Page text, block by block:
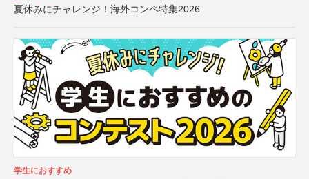
夏休みにチャレンジ！海外コンペ特集2026
学生におすすめ